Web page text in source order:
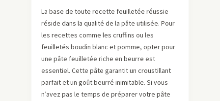
La base de toute recette feuilletée réussie
réside dans la qualité de la pâte utilisée. Pour
les recettes comme les cruffins ou les
feuilletés boudin blanc et pomme, opter pour
une pâte feuilletée riche en beurre est
essentiel. Cette pâte garantit un croustillant
parfait et un goût beurré inimitable. Si vous
n’avez pas le temps de préparer votre pâte